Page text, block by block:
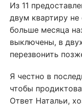
Из 11
двум квартиру не
больше месяца
выключены, в
перезвонить
Я честно в
чтобы
Ответ Натальи,